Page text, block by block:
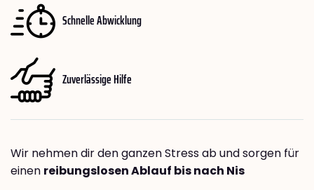
Schnelle Abwicklung
Zuverlässige Hilfe
Wir nehmen dir den ganzen Stress ab und sorgen für
einen reibungslosen Ablauf bis nach Nis